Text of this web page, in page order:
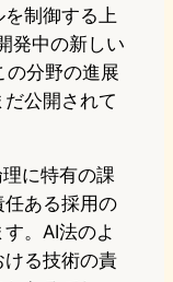
を制御する上
発中の新しい
の分野の進展
公開されて
に特有の課
ある採用の
。AI法のよ
ける技術の責